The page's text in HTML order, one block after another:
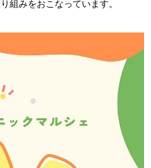
組みをおこなっています。